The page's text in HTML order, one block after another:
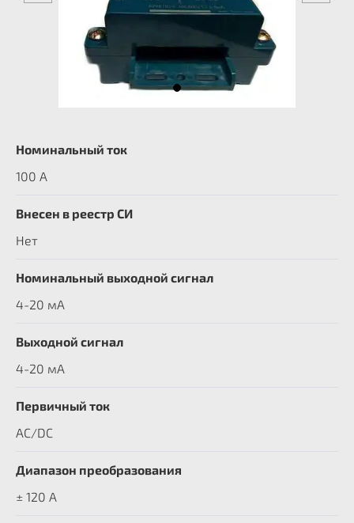
Номинальный ток
100 A
Внесен в реестр СИ
Нет
Номинальный выходной сигнал
4-20 мА
Выходной сигнал
4-20 мА
Первичный ток
AC/DC
Диапазон преобразования
± 120 A